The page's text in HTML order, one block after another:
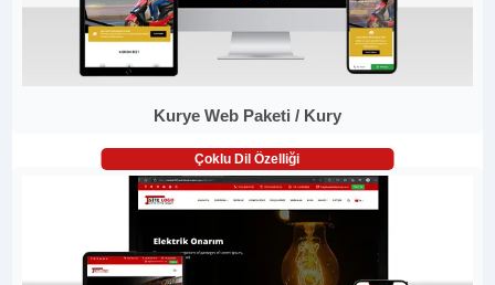
Kurye Web Paketi / Kury
Çoklu Dil Özelliği